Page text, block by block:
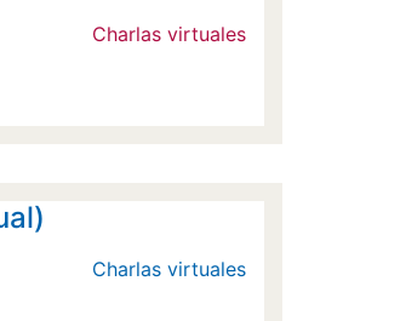
Charlas virtuales
Charlas virtuales